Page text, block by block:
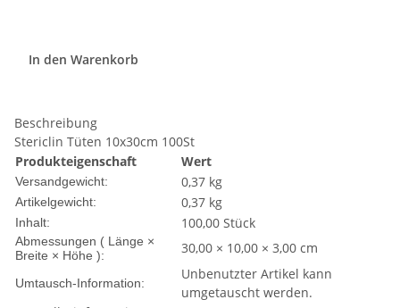
In den Warenkorb
Beschreibung
Stericlin Tüten 10x30cm 100St
Produkteigenschaft
Wert
Versandgewicht: 0,37 kg
Artikelgewicht: 0,37 kg
Inhalt: 100,00 Stück
Abmessungen ( Länge ×
Breite × Höhe ):
30,00 × 10,00 × 3,00 cm
Umtausch-Information:
Unbenutzter Artikel kann
umgetauscht werden.